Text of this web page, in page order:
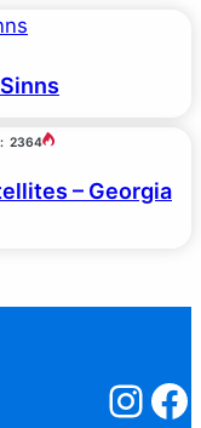
2364
– Georgia